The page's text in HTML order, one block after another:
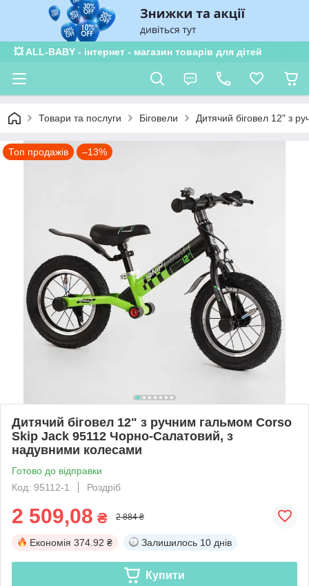
💥 ALL-BABY - інтернет - магазин товарів для дітей
Товари та послуги Біговели Дитячий біговел 12" з
Топ продажів –13%
Дитячий біговел 12" з ручним гальмом Corso
Skip Jack 95112 Чорно-Салатовий, з
надувними колесами
Готово до відправки
Код: 95112-1
Роздріб
2 509,08 ₴ 2 884 ₴
Економія 374.92 ₴ Залишилось 10 днів
Купити